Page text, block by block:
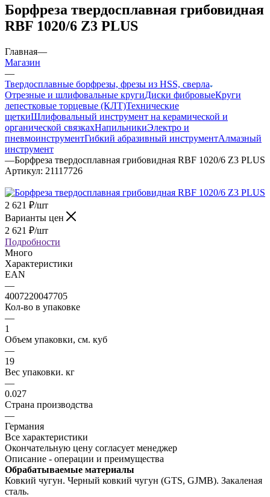
Борфреза твердосплавная грибовидная
RBF 1020/6 Z3 PLUS
Главная—
Магазин
—
Твердосплавные борфрезы, фрезы из HSS, сверла
Отрезные и шлифовальные кругиДиски фибровыеКруги
лепестковые торцевые (КЛТ)Технические
щеткиШлифовальный инструмент на керамической и
органической связкахНапильникиЭлектро и
пневмоинструментГибкий абразивный инструментАлмазный
инструмент
—Борфреза твердосплавная грибовидная RBF 1020/6 Z3 PLUS
Артикул: 21117726
2 621 ₽/шт
Варианты цен
2 621 ₽/шт
Подробности
Много
Характеристики
EAN
—
4007220047705
Кол-во в упаковке
—
1
Объем упаковки, см. куб
—
19
Вес упаковки. кг
—
0.027
Страна производства
—
Германия
Все характеристики
Окончательную цену согласует менеджер
Описание - операции и преимущества
Обрабатываемые материалы
Ковкий чугун. Черный ковкий чугун (GTS, GJMB). Закаленая
сталь.